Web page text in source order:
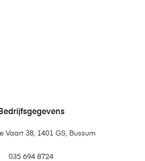
Bedrijfsgegevens
Vaart 38, 1401 GS, Bussum
035 694 8724